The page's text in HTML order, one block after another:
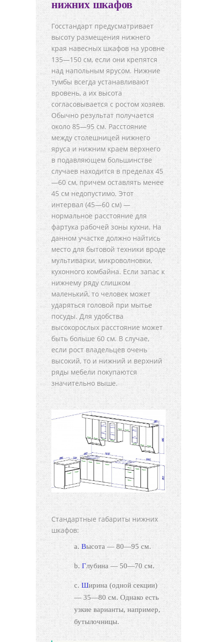
нижних шкафов
Госстандарт предусматривает
высоту размещения нижнего
края навесных шкафов на уровне
135—150 см, если они крепятся
над напольным ярусом. Нижние
тумбы всегда устанавливают
вровень, а их высота
согласовывается с ростом хозяев.
Обычно результат получается
около 85—95 см. Расстояние
между столешницей нижнего
яруса и нижним краем верхнего
в подавляющем большинстве
случаев находится в пределах 45
—60 см, причем оставлять менее
45 см недопустимо. Этот
интервал (45—60 см) —
нормальное расстояние для
фартука рабочей зоны кухни. На
данном участке должно найтись
место для бытовой техники вроде
мультиварки, микроволновки,
кухонного комбайна. Если запас к
нижнему ряду слишком
маленький, то человек может
ударяться головой при мытье
посуды. Для удобства
высокорослых расстояние может
быть больше 60 см. В случае,
если рост владельцев очень
высокий, то и нижний и верхний
ряды мебели покупаются
значительно выше.
Стандартные габариты нижних
шкафов:
Высота — 80—95 см.
Глубина — 50—70 см.
Ширина (одной секции)
— 35—80 см. Однако есть
узкие варианты, например,
бутылочницы.